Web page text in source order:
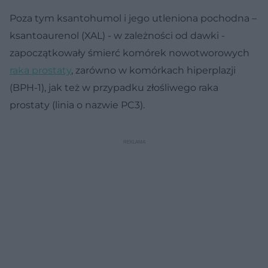
Poza tym ksantohumol i jego utleniona pochodna –
ksantoaurenol (XAL) - w zależności od dawki -
zapoczątkowały śmierć komórek nowotworowych
raka prostaty, zarówno w komórkach hiperplazji
(BPH-1), jak też w przypadku złośliwego raka
prostaty (linia o nazwie PC3).